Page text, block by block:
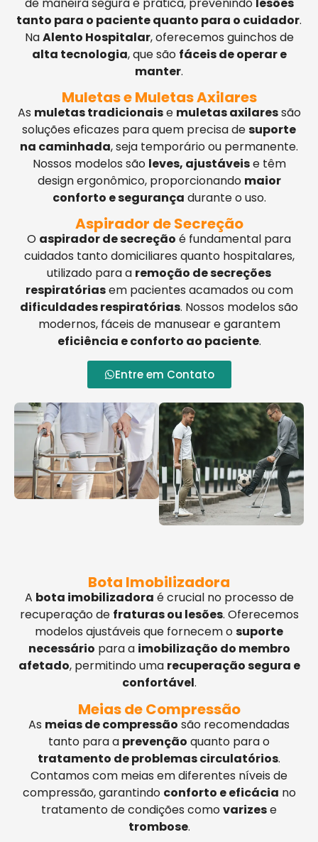
tanto para o paciente quanto para o cuidador.
NaAlento Hospitalar, oferecemos guinchos de
alta tecnologia, que são fáceis de operar e
manter.
Muletas e Muletas Axilares
As muletas tradicionaise muletas axilaressão
soluções eficazes para quem precisa desuporte
na caminhada, seja temporário ou permanente.
Nossos modelos são leves, ajustáveise têm
design ergonômico, proporcionando maior
conforto e segurança durante o uso.
Aspirador de Secreção
O aspirador de secreção é fundamental para
cuidados tanto domiciliares quanto hospitalares,
utilizado para a remoção de secreções
respiratóriasem pacientes acamados ou com
dificuldades respiratórias. Nossos modelos são
modernos, fáceis de manusear e garantem
eficiência e conforto ao paciente.
Entre em Contato
Bota Imobilizadora
A bota imobilizadora é crucial no processo de
recuperação de fraturas ou lesões. Oferecemos
modelos ajustáveis que fornecem osuporte
necessário para a imobilização do membro
afetado, permitindo uma recuperação segura e
confortável.
Meias de Compressão
As meias de compressão são recomendadas
tanto para a prevenção quanto para o
tratamento de problemas circulatórios.
Contamos com meias em diferentes níveis de
compressão, garantindo conforto e eficácia no
tratamento de condições comovarizese
trombose.